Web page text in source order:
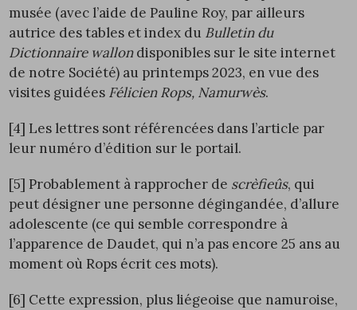
musée (avec l’aide de Pauline Roy, par ailleurs
autrice des tables et index du Bulletin du
Dictionnaire wallondisponibles sur le site internet
de notre Société) au printemps 2023, en vue des
visites guidées Félicien Rops, Namurwès.
[4] Les lettres sont référencées dans l’article par
leur numéro d’édition sur le portail.
[5] Probablement à rapprocher de scrèfieûs, qui
peut désigner une personne dégingandée, d’allure
adolescente (ce qui semble correspondre à
l’apparence de Daudet, qui n’a pas encore 25 ans au
moment où Rops écrit ces mots).
[6] Cette expression, plus liégeoise que namuroise,